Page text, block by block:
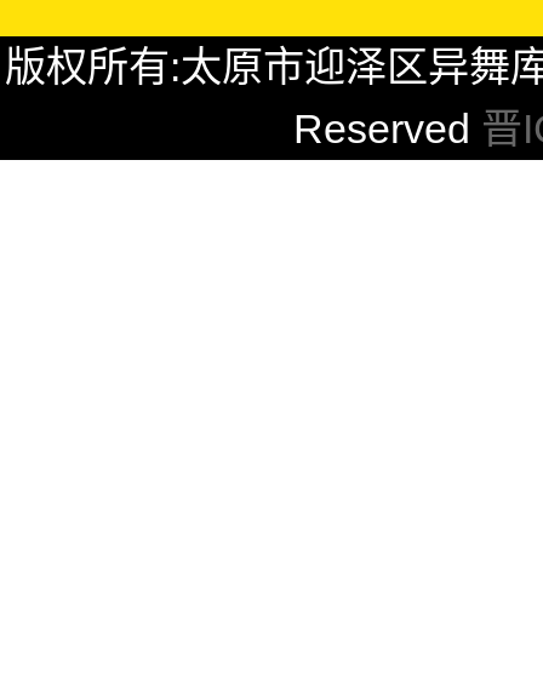
版权所有:太原市迎泽区异舞
Reserved 晋